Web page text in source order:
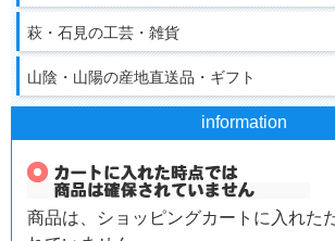
萩・石見の工芸・雑貨
山陰・山陽の産地直送品・ギフト
information
商品は、ショッピングカートに入れた